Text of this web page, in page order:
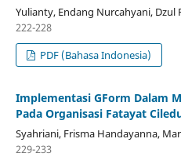
Yulianty, Endang Nurcahyani,
222-228
PDF (Bahasa Indonesia)
Implementasi GForm Dalam
Pada Organisasi Fatayat
Syahriani, Frisma Handayanna,
229-233